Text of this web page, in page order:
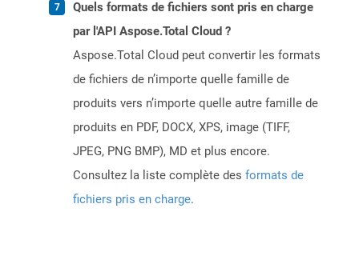
Quels formats de fichiers sont pris en charge
par l'API Aspose.Total Cloud ?
Aspose.Total Cloud peut convertir les formats
de fichiers de n’importe quelle famille de
produits vers n’importe quelle autre famille de
produits en PDF, DOCX, XPS, image (TIFF,
JPEG, PNG BMP), MD et plus encore.
Consultez la liste complète des formats de
fichiers pris en charge.